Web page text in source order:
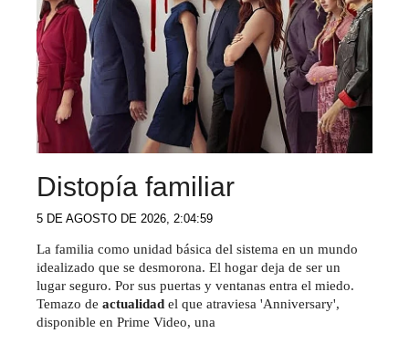
Distopía familiar
5 DE AGOSTO DE 2026, 2:04:59
La familia como unidad básica del sistema en un mundo
idealizado que se desmorona. El hogar deja de ser un
lugar seguro. Por sus puertas y ventanas entra el miedo.
Temazo de actualidad el que atraviesa 'Anniversary',
disponible en Prime Video, una